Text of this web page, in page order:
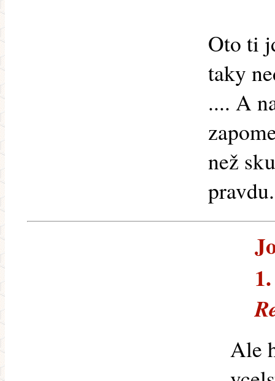
Oto ti
taky
.... A
než
pravdu.
Ale